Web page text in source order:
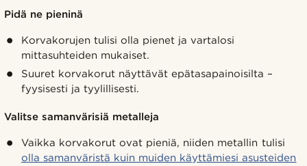
Pidä ne pieninä
Korvakorujen tulisi olla pienet ja vartalosi
mittasuhteiden mukaiset.
Suuret korvakorut näyttävät epätasapainoisilta –
fyysisesti ja tyylillisesti.
Valitse samanvärisiä metalleja
Vaikka korvakorut ovat pieniä, niiden metallin tulisi
olla samanväristä kuin muiden käyttämiesi asusteiden